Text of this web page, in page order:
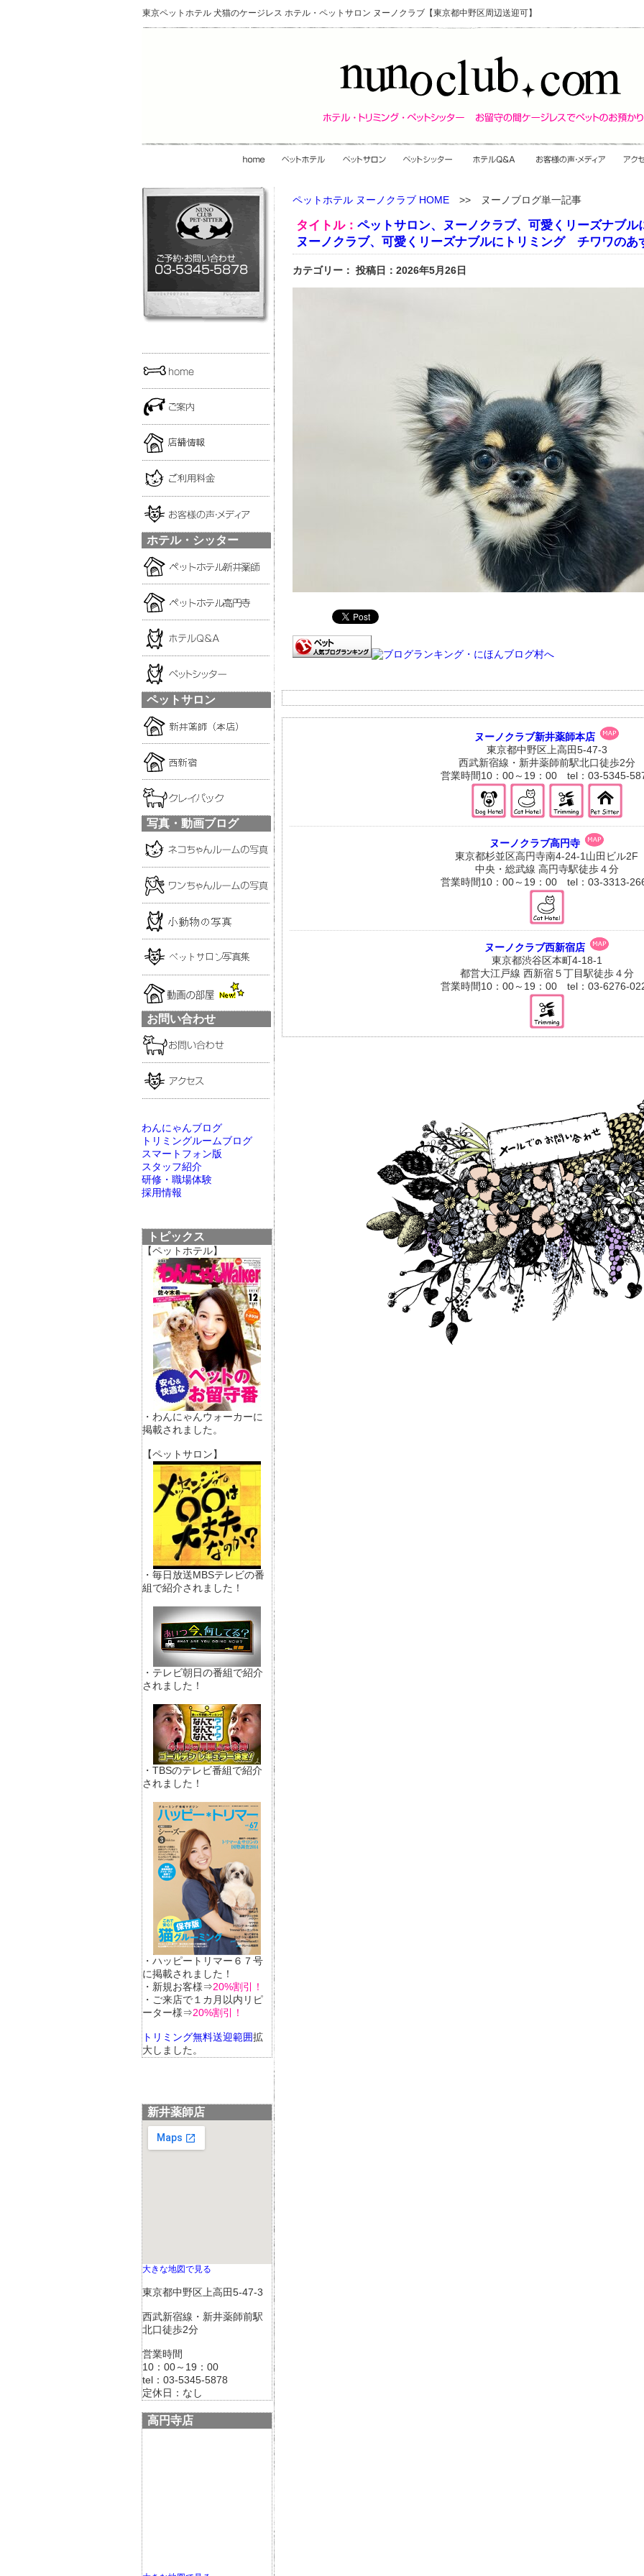
東京ペットホテル 犬猫のケージレス ホテル・ペットサロン ヌーノクラブ【東京都中野区周辺送迎可】
ホテル・シッター
ペットサロン
写真・動画ブログ
お問い合わせ
わんにゃんブログ
トリミングルームブログ
スマートフォン版
スタッフ紹介
研修・職場体験
採用情報
トピックス
【ペットホテル】
・わんにゃんウォーカーに
掲載されました。
【ペットサロン】
・毎日放送MBSテレビの番
組で紹介されました！
・テレビ朝日の番組で紹介
されました！
・TBSのテレビ番組で紹介
されました！
・ハッピートリマー６７号
に掲載されました！
・新規お客様⇒20%割引！
・ご来店で１カ月以内リピ
ーター様⇒20%割引！
トリミング無料送迎範囲拡
大しました。
新井薬師店
大きな地図で見る
東京都中野区上高田5-47-3
西武新宿線・新井薬師前駅
北口徒歩2分
営業時間
10：00～19：00
tel：03-5345-5878
定休日：なし
高円寺店
ペットホテル ヌーノクラブ HOME >> ヌーノブログ単一記事
タイトル： ペットサロン、ヌーノクラブ、可愛くリーズナブ
ヌーノクラブ、可愛くリーズナブルにトリミング チワワのあ
カテゴリー： 投稿日：2026年5月26日
ヌーノクラブ新井薬師本店
東京都中野区上高田5-47-3
西武新宿線・新井薬師前駅北口徒歩2分
営業時間10：00～19：00 tel：03-5345-
ヌーノクラブ高円寺
東京都杉並区高円寺南4-24-1山田ビル2F
中央・総武線 高円寺駅徒歩４分
営業時間10：00～19：00 tel：03-3313-
ヌーノクラブ西新宿店
東京都渋谷区本町4-18-1
都営大江戸線 西新宿５丁目駅徒歩４分
営業時間10：00～19：00 tel：03-6276-